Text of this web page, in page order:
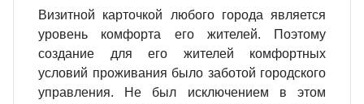
Визитной карточкой любого города является
уровень комфорта его жителей. Поэтому
создание для его жителей комфортных
условий проживания было заботой городского
управления. Не был исключением в этом